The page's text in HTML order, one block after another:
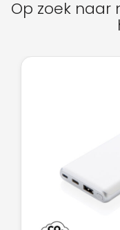
Op zoek naar